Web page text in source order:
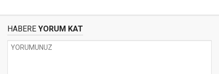
HABERE YORUM KAT